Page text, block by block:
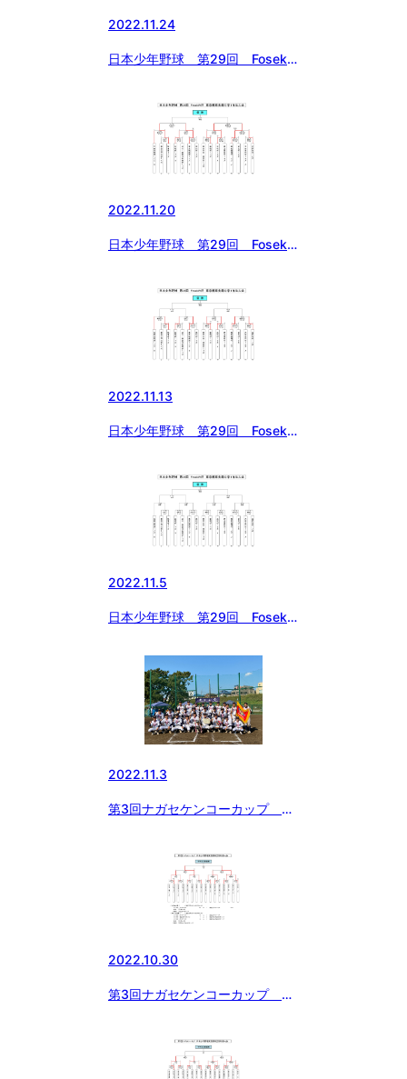
2022.11.24
日本少年野球 第29回 Fosekift
会 雨の為 順延
2022.11.20
日本少年野球 第29回 Fosekift
会 二回戦の結果
2022.11.13
日本少年野球 第29回 Fosekift
会 初日の結果
2022.11.5
日本少年野球 第29回 Fosekift
組み合わせ
2022.11.3
第3回ナガセケンコーカップ 日
2022.10.30
第3回ナガセケンコーカップ 日